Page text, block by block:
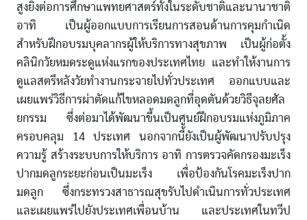
สูงยิ่งต่อการศึกษาแพทยศาสตร์ทั้งในระดับชาติและนานาชาติ
อาทิ เป็นผู้ออกแบบการเรียนการสอนด้านการคุมกำเนิด
สำหรับฝึกอบรมบุคลากรผู้ให้บริการทางสุขภาพ เป็นผู้ก่อตั้ง
คลินิกวัยหมดระดูแห่งแรกของประเทศไทย และทำให้งานการ
ดูแลสตรีหลังวัยทำงานกระจายไปทั่วประเทศ ออกแบบและ
เผยแพร่วิธีการผ่าตัดแก้ไขหลอดมดลูกที่อุดตันด้วยวิธีจุลยศัล
ยกรรม ซึ่งต่อมาได้พัฒนาขึ้นเป็นศูนย์ฝึกอบรมแห่งภูมิภาค
ครอบคลุม 14 ประเทศ นอกจากนี้ยังเป็นผู้พัฒนาปรับปรุง
ความรู้ สร้างระบบการให้บริการ อาทิ การตรวจคัดกรองมะเร็ง
ปากมดลูกระยะก่อนเป็นมะเร็ง เพื่อป้องกันโรคมะเร็งปาก
มดลูก ซึ่งกระทรวงสาธารณสุขรับไปดำเนินการทั่วประเทศ
และเผยแพร่ไปยังประเทศเพื่อนบ้าน และประเทศในทวีป